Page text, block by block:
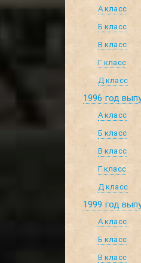
А класс
Б класс
В класс
Г класс
Д класс
1996 год
А класс
Б класс
В класс
Г класс
Д класс
1999 год
А класс
Б класс
В класс